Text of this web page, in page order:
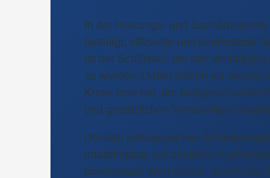
In der Heizungs- und
beteiligt, effiziente und komfortable
ist der Schlüssel, um den
zu werden. Dabei setzen wir unsere
Know-how ein, um
und gesetzlichen Vorschriften
Um den umfangreichen
unabdingbar, auf aktuelles
besonderen Wert darauf, sowohl